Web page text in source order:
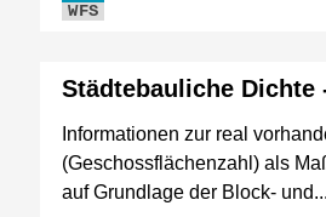
WFS
Städtebauliche Dichte
Informationen zur real
(Geschossflächenzahl) als
auf Grundlage der Block- und...